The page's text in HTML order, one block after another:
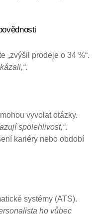
„zvýšil prodeje o 34 %“.
.
vyvolat otázky.
spolehlivost,“.
kariéry nebo období
systémy (ATS).
ho vůbec